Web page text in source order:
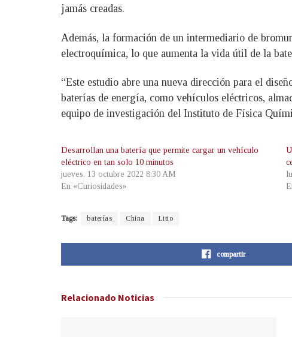
jamás creadas.
Además, la formación de un intermediario de
electroquímica, lo que aumenta la vida útil de la
“Este estudio abre una nueva dirección para el
baterías de energía, como vehículos eléctricos,
equipo de investigación del Instituto de Física
Desarrollan una batería que permite cargar un vehículo
eléctrico en tan solo 10 minutos
jueves, 13 octubre 2022 8:30 AM
En «Curiosidades»
Tags: baterías China Litio
compartir
Relacionado Noticias